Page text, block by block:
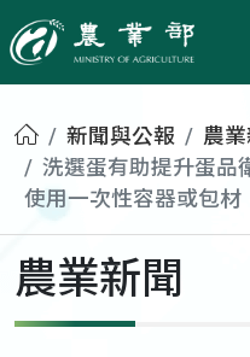
農業部
首頁新聞與公報
農業
洗選蛋有助提升蛋品
使用一次性容器或包材
農業新聞